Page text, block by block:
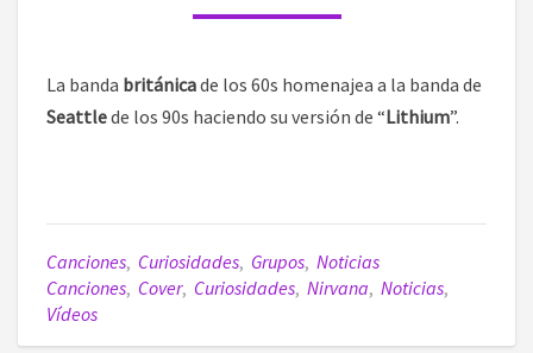
La banda británicade los 60s homenajea a la banda de
Seattlede los 90s haciendo su versión de “Lithium”.
Canciones, Curiosidades, Grupos, Noticias
Canciones, Cover, Curiosidades, Nirvana, Noticias,
Vídeos